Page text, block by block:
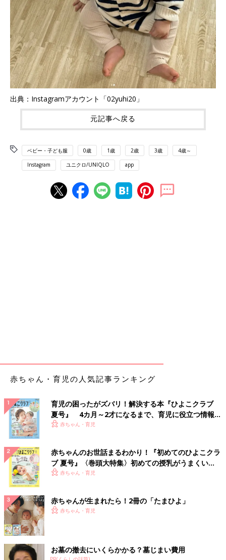
出典：Instagramアカウント「02yuhi20」
元記事へ戻る
ベビー・子ども服 0歳 1歳 2歳 3歳 4歳～
Instagram ユニクロ/UNIQLO app
赤ちゃん・育児の人気記事ランキング
育児の困ったがズバリ！解決する本『ひよこクラブ
夏号』 4カ月～2才になるまで、育児に役立つ情報が
いっぱい！
赤ちゃん・育児
赤ちゃんのお世話まるわかり！『初めてのひよこクラ
ブ 夏号』〈巻頭大特集〉初めての授乳がうまくい
く！ おっぱい・ミルクの基本と夏のトラブル 解決テ
赤ちゃん・育児
赤ちゃんが生まれたら！2冊の「たまひよ」
赤ちゃん・育児
お墓の撤去にいくらかかる？墓じまい費用